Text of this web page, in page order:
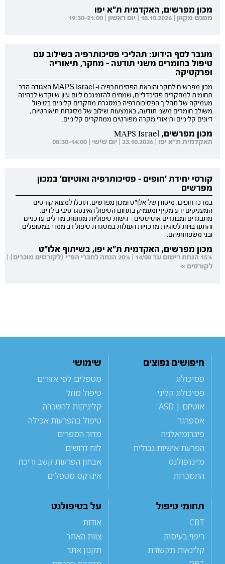
מכון מפרשים, האקדמית ת"א יפו
מפגש מקוון | 18.10.2026 | יום ראשון | 19:30-21:00
מעבר לסף הידוע: תהליכי פסיכותרפיה בשילוב עם
טיפול בחומרים משני תודעה - מחקר, תיאוריה
ופרקטיקה
מכון מפרשים לחקר והוראת הפסיכותרפיה ו- MAPS Israel האגודה הרב
תחומית למחקרים פסיכדליים, שמחים להזמינכם ליום עיון שיוקדש לבחינה
מעמיקה של תהליך הפסיכותרפיה במסגרת מחקרים קליניים בטיפול
משולב חומרים משני תודעה, באמצעות שילוב של מסגרות תיאורטיות,
דיונים קליניים ותיאורי מקרה מפורטים ממחקרים קליניים.
מכון מפרשים, MAPS Israel
האקדמית ת"א יפו | 23.10.2026 | יום שישי | 08:30-14:00
קורסי יחידת 'חופים - פסיכותרפיה ואוטיזם' במכון
מפרשים
במרכז חופים, מיסודן של אלו"ט ומכון מפרשים, תוכלו למצוא קורסים
המעניקים ידע מקיף ומעמיק בתחום הטיפול האינטגרטיבי בילדים,
מתבגרים ומבוגרים אוטיסטים - גישות טיפוליות מגוונות, מודלים עדכניים
והתערבויות לסוגיות מרכזיות העולות במסגרת טיפול רב ממדי במטופלים
ובני משפחותיהם.
מכון מפרשים, האקדמית ת"א יפו, בשיתוף אלו"ט
15% הנחת רישום עד 14/08 | 20% הנחה לחברי הפ"י (לקורסים מוכרים) |
לקורסים >>
חיפושים נפוצים
פסיכולוג
פסיכולוג קליני
אוטיזם | ASD
אספרגר
פיברומיאלגיה
הפרעת אישיות גבולית
מיינדפולנס
התמכרות
שימושי
מטפלים לפי אזורים
טיפול מוזל
קליניקות להשכרה
טיפול בהפרעות אכילה
מדור הספרים
לוח דרושים
אבחון הפרעות קשב וריכוז
אינדקס מטפלים
תחומי טיפול
CBT
ריפוי בעיסוק
קלינאות תקשורת
על בטיפולנט
אודות
צוות האתר
תקנון אתר